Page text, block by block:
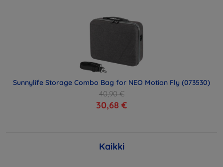
Sunnylife Storage Combo Bag for NEO Motion Fly (073530)
40,90 €
30,68 €
Kaikki